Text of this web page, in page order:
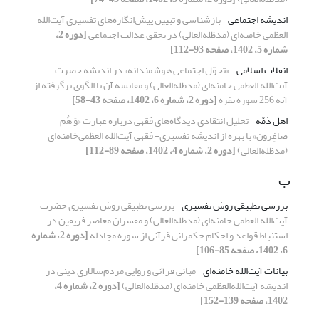
اندیشه‌ اجتماعی بازشناسی و تبیین پیش‌انگاره‌های تفسیری آیت‌الله
العظمی خامنه‌ای (مدظله‌العالی) در تحقق عدالت اجتماعی [دوره 2،
شماره 5، 1402، صفحه 93-112]
انقلاب اسلامی «تحوّل اجتماعی هوشمندانه» در اندیشه حضرت
آیت‌الله العظمی خامنه‌ای (مدظله‌العالی) و مقایسه آن با الگوی برگرفته از
آیه 256 سوره بقره
[دوره 2، شماره 6، 1402، صفحه 43-58]
اهل ذمّه تحلیل انتقادی دیدگاه‌های فقهی درباره عبارت «وَ هٌم
صاغِرون» با بهره از اندیشه تفسیری- فقهی‌ آیت‌الله العظمی‌خامنه‌ای
(مدظله‌العالی)[دوره 2، شماره 4، 1402، صفحه 89-112]
ب
بررسی تطبیقی روش تفسیری بررسی تطبیقی روش تفسیری حضرت
آیت‌الله العظمی خامنه‌ای (مدظله‌العالی) و مفسران معاصر فریقین در
استنباط قواعد و احکام حکمرانی قرآنی از سوره مجادله [دوره 2، شماره
6، 1402، صفحه 85-106]
بیانات آیت‌الله خامنه‌ای مبانی قرآنی و روایی مردم‌سالاری دینی در
اندیشه آیت‌الله‌العظمی خامنه‌ای (مدظله‌العالی) [دوره 2، شماره 4،
1402، صفحه 139-152]